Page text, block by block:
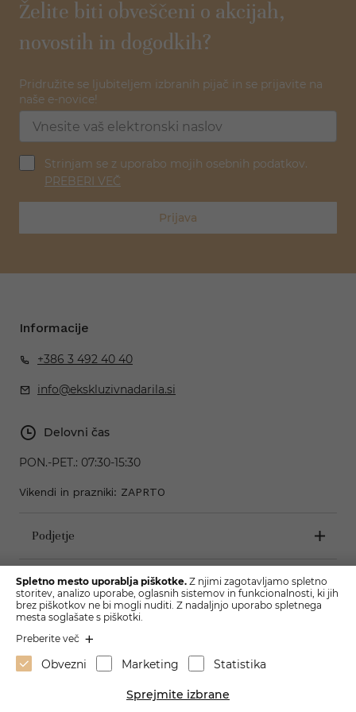
Želite biti obveščeni o akcijah,
novostih in dogodkih?
Pridružite se ljubiteljem izbranih pijač in se prijavite na
naše e-novice!
Strinjam se z uporabo mojih osebnih podatkov.
PREBERI VEČ
Prijava
Informacije
+386 3 492 40 40
info@ekskluzivnadarila.si
Delovni čas
PON.-PET.: 07:30-15:30
Vikendi in prazniki: ZAPRTO
Podjetje
Pogoji poslovanja
Spletno mesto uporablja piškotke. Z njimi zagotavljamo spletno
storitev, analizo uporabe, oglasnih sistemov in funkcionalnosti, ki jih
brez piškotkov ne bi mogli nuditi. Z nadaljnjo uporabo spletnega
mesta soglašate s piškotki.
Preberite več
Obvezni Marketing Statistika
Sprejmite izbrane